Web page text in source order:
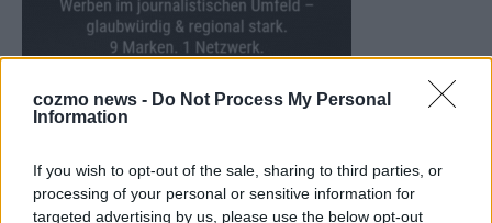
cozmo news - Do Not Process My Personal
Information
If you wish to opt-out of the sale, sharing to third parties, or
processing of your personal or sensitive information for
targeted advertising by us, please use the below opt-out